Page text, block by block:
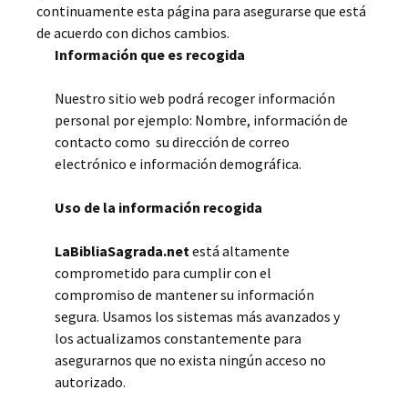
continuamente esta página para asegurarse que está
de acuerdo con dichos cambios.
Información que es recogida
Nuestro sitio web podrá recoger información
personal por ejemplo: Nombre, información de
contacto como su dirección de correo
electrónico e información demográfica.
Uso de la información recogida
LaBibliaSagrada.netestá altamente
comprometido para cumplir con el
compromiso de mantener su información
segura. Usamos los sistemas más avanzados y
los actualizamos constantemente para
asegurarnos que no exista ningún acceso no
autorizado.